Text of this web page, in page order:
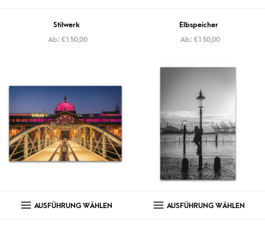
Stilwerk
Ab: €150,00
Elbspeicher
Ab: €150,00
AUSFÜHRUNG WÄHLEN AUSFÜHRUNG WÄHLEN